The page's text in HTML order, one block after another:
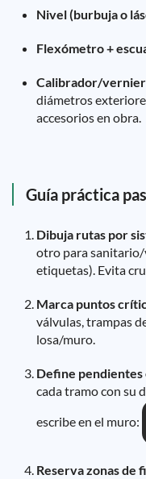
Nivel (burbuja o
Flexómetro +
Calibrador/vernier
diámetros
accesorios en obra.
Guía práctica
Dibuja rutas por
otro para sanitario/
etiquetas). Evita
Marca puntos
válvulas, trampas
losa/muro.
Define pendientes
cada tramo con su
escribe en el muro:
Reserva zonas de